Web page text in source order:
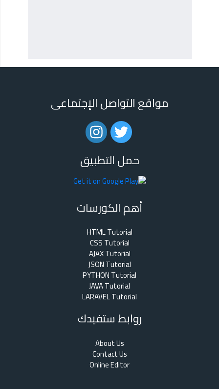
مواقع التواصل الإجتماعى
حمل التطبيق
أهم الكورسات
HTML Tutorial
CSS Tutorial
AJAX Tutorial
JSON Tutorial
PYTHON Tutorial
JAVA Tutorial
LARAVEL Tutorial
روابط ستفيدك
About Us
Contact Us
Online Editor